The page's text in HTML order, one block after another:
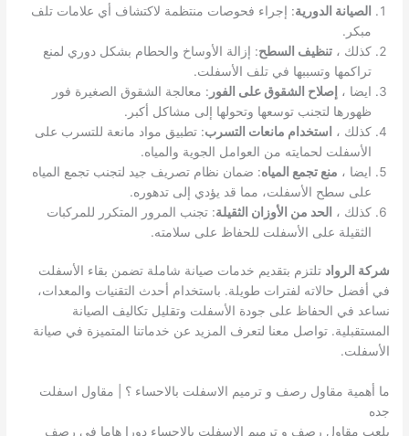
الصيانة الدورية: إجراء فحوصات منتظمة لاكتشاف أي علامات تلف
مبكر.
كذلك ،تنظيف السطح: إزالة الأوساخ والحطام بشكل دوري لمنع
تراكمها وتسببها في تلف الأسفلت.
ايضا ، إصلاح الشقوق على الفور : معالجة الشقوق الصغيرة فور
ظهورها لتجنب توسعها وتحولها إلى مشاكل أكبر.
كذلك ،
استخدام مانعات التسرب: تطبيق مواد مانعة للتسرب على
الأسفلت لحمايته من العوامل الجوية والمياه.
ايضا ، منع تجمع المياه: ضمان نظام تصريف جيد لتجنب تجمع المياه
على سطح الأسفلت، مما قد يؤدي إلى تدهوره.
كذلك ، الحد من الأوزان الثقيلة: تجنب المرور المتكرر للمركبات
الثقيلة على الأسفلت للحفاظ على سلامته.
شركة الرواد تلتزم بتقديم خدمات صيانة شاملة تضمن بقاء الأسفلت
في أفضل حالاته لفترات طويلة. باستخدام أحدث التقنيات والمعدات،
نساعد في الحفاظ على جودة الأسفلت وتقليل تكاليف الصيانة
المستقبلية. تواصل معنا لتعرف المزيد عن خدماتنا المتميزة في صيانة
الأسفلت.
ما أهمية مقاول رصف و ترميم الاسفلت بالاحساء ؟ | مقاول اسفلت
جده
يلعب مقاول رصف و ترميم الاسفلت بالاحساء دورا هاما في رصف